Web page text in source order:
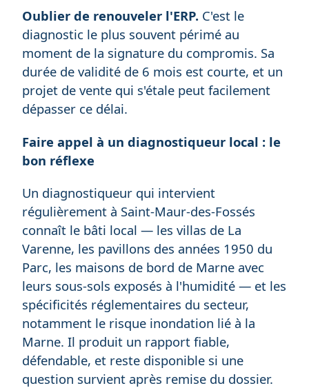
Oublier de renouveler l'ERP. C'est le
diagnostic le plus souvent périmé au
moment de la signature du compromis. Sa
durée de validité de 6 mois est courte, et un
projet de vente qui s'étale peut facilement
dépasser ce délai.
Faire appel à un diagnostiqueur local : le
bon réflexe
Un diagnostiqueur qui intervient
régulièrement à Saint-Maur-des-Fossés
connaît le bâti local — les villas de La
Varenne, les pavillons des années 1950 du
Parc, les maisons de bord de Marne avec
leurs sous-sols exposés à l'humidité — et les
spécificités réglementaires du secteur,
notamment le risque inondation lié à la
Marne. Il produit un rapport fiable,
défendable, et reste disponible si une
question survient après remise du dossier.